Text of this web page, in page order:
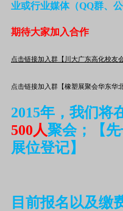
业或行业媒体（QQ群、
期待大家加入合作
点击链接加入群【川大广东高化校友会
点击链接加入群【橡塑展聚会华东华北
2015年，我们将
500人聚会；
【
展位登记】
目前报名以及缴